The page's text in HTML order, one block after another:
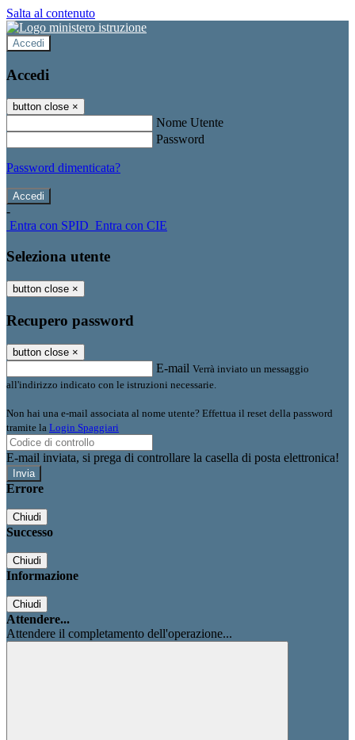
Salta al contenuto
Accedi
Accedi
button close ×
Nome Utente
Password
Password dimenticata?
-
Entra con SPID Entra con CIE
Seleziona utente
button close ×
Recupero password
button close ×
E-mail Verrà inviato un messaggio
all'indirizzo indicato con le istruzioni necessarie.
Non hai una e-mail associata al nome utente? Effettua il reset della password
tramite la Login Spaggiari
E-mail inviata, si prega di controllare la casella di posta elettronica!
Errore
Chiudi
Successo
Chiudi
Informazione
Chiudi
Attendere...
Attendere il completamento dell'operazione...